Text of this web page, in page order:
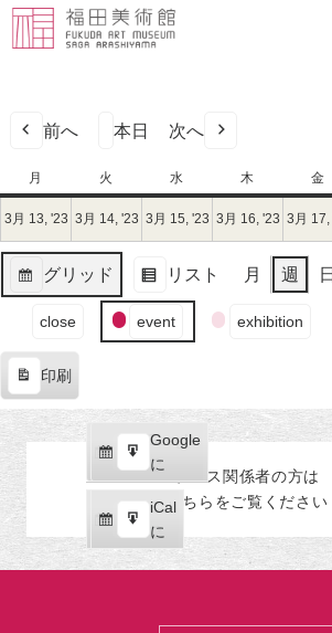
前へ 本日 次へ
月
曜
日
火
曜
日
水
曜
日
木
曜
日
金
3月 13, '23 2023
年
月
日
（月）
3月 14, '23 2023
年
月
14
日
（火）
3月 15, '23 2023
年
月
日
3月 16, '23 2023
年
3
月
日
3月 17,
グリッド
表
リスト
表
月 週 日
ン
の
カ
テ
ゴ
close event exhibition
印刷
示
Google
で
購
読
iCal
で
購
読
Google
に
エ
ク
ス
ポ
iCal
に
エ
ク
プレス関係者の方は
こちらをご覧ください